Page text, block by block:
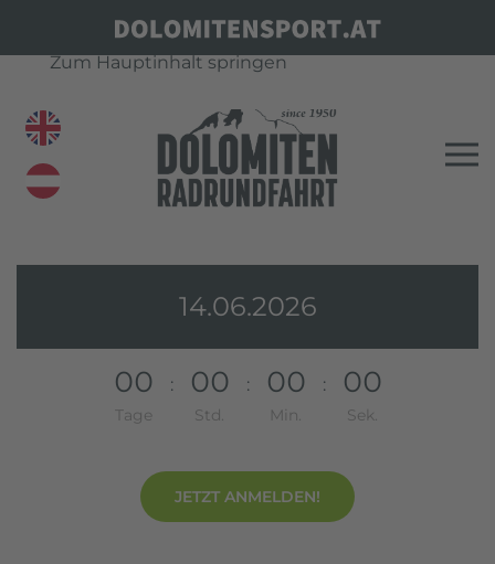
Zum Hauptinhalt springen
14.06.2026
00
Tage
: 00
Std.
: 00
Min.
: 00
Sek.
JETZT ANMELDEN!